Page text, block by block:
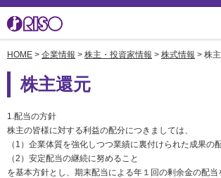
お役立ち
理想科学
数字でわ
マネジメ
HOME > 企業情報 > 株主・投資家情報 > 株式情報 > 株
株主還元
1.配当の方針
株主の皆様に対する利益の配分につきましては、
（1）企業体質を強化しつつ業績に裏付けられた成果の
（2）安定配当の継続に努めること
を基本方針とし、期末配当による年１回の剰余金の配当